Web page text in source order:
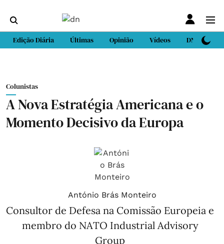
Edição Diária Últimas Opinião Vídeos DN Sport
Colunistas
A Nova Estratégia Americana e o
Momento Decisivo da Europa
António Brás Monteiro
Consultor de Defesa na Comissão Europeia e
membro do NATO Industrial Advisory
Group